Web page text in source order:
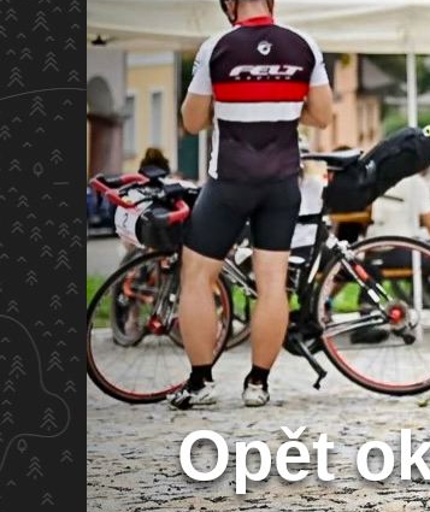
Opět